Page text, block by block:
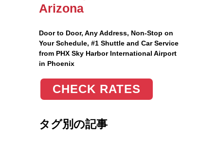
Arizona
Door to Door, Any Address, Non-Stop on
Your Schedule, #1 Shuttle and Car Service
from PHX Sky Harbor International Airport
in Phoenix
CHECK RATES
タグ別の記事